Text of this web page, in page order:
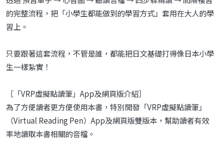
的完整流程，把「小學生都能做到的學習方式」套用在大人的學
習上。
只要跟著這套流程，不管是誰，都能把日文基礎打得像日本小學
生一樣紮實！
［「VRP虛擬點讀筆」App及網頁版介紹］
為了方便讀者更方便使用本書，特別開發「VRP虛擬點讀筆」
（Virtual Reading Pen）App及網頁版雙版本，幫助讀者有效
率地讀取本書相關的音檔。